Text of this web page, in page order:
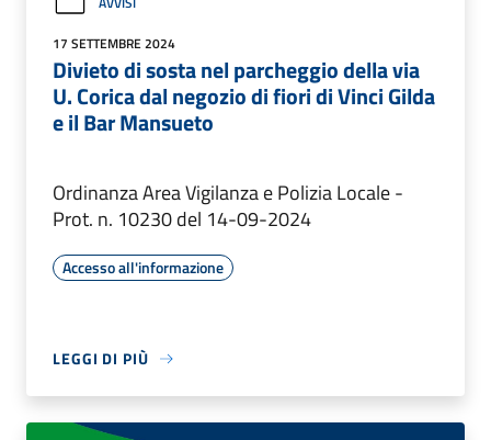
17 SETTEMBRE 2024
Divieto di sosta nel parcheggio della via
U. Corica dal negozio di fiori di Vinci Gilda
e il Bar Mansueto
Ordinanza Area Vigilanza e Polizia Locale -
Prot. n. 10230 del 14-09-2024
Accesso all'informazione
LEGGI DI PIÙ